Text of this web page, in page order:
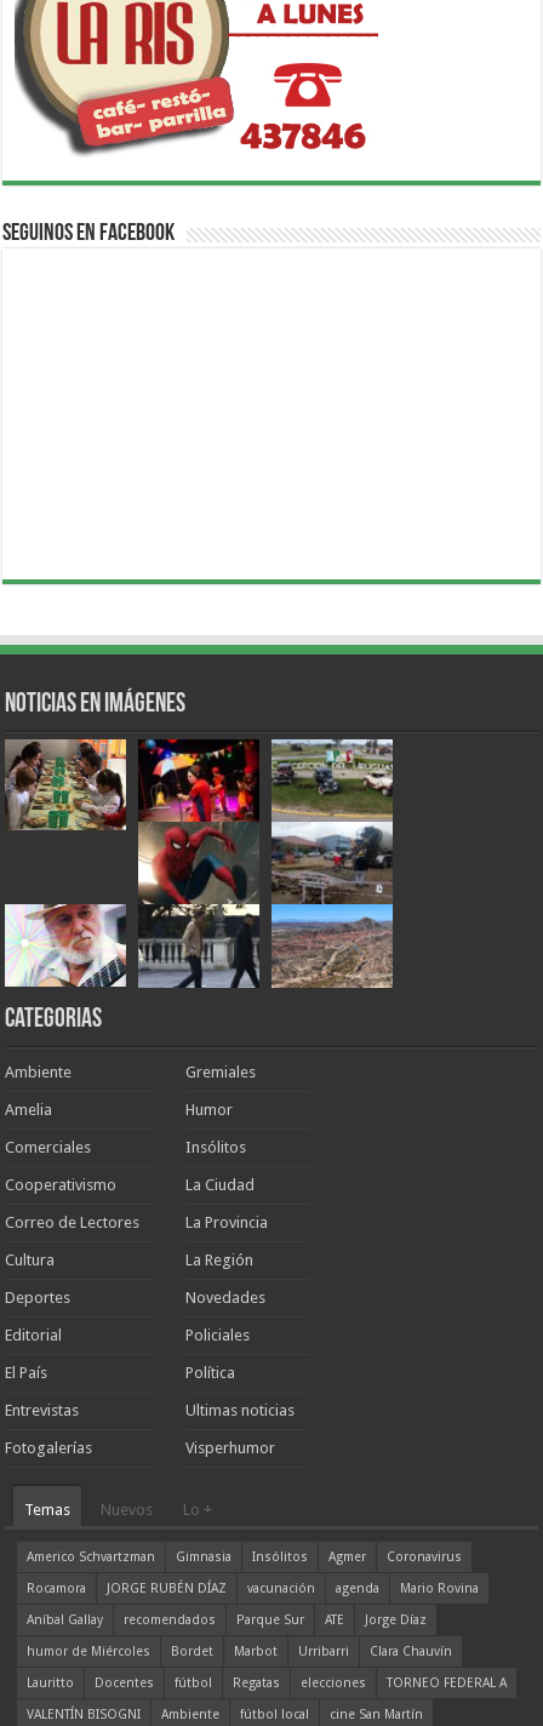
Seguinos en Facebook
Noticias en Imágenes
Categorias
Ambiente
Amelia
Comerciales
Cooperativismo
Correo de Lectores
Cultura
Deportes
Editorial
El País
Entrevistas
Fotogalerías
Gremiales
Humor
Insólitos
La Ciudad
La Provincia
La Región
Novedades
Policiales
Política
Ultimas noticias
Visperhumor
Temas Nuevos Lo +
Americo Schvartzman Gimnasia Insólitos Agmer
Coronavirus
Rocamora
JORGE RUBÉN DÍAZ vacunación agenda
Mario Rovina
Aníbal Gallay
recomendados Parque Sur ATE
Jorge Díaz
humor de Miércoles
Bordet Marbot Urribarri
Clara Chauvín
Lauritto
Docentes fútbol Regatas elecciones
TORNEO FEDERAL A
VALENTÍN BISOGNI
Ambiente fútbol local cine San Martín